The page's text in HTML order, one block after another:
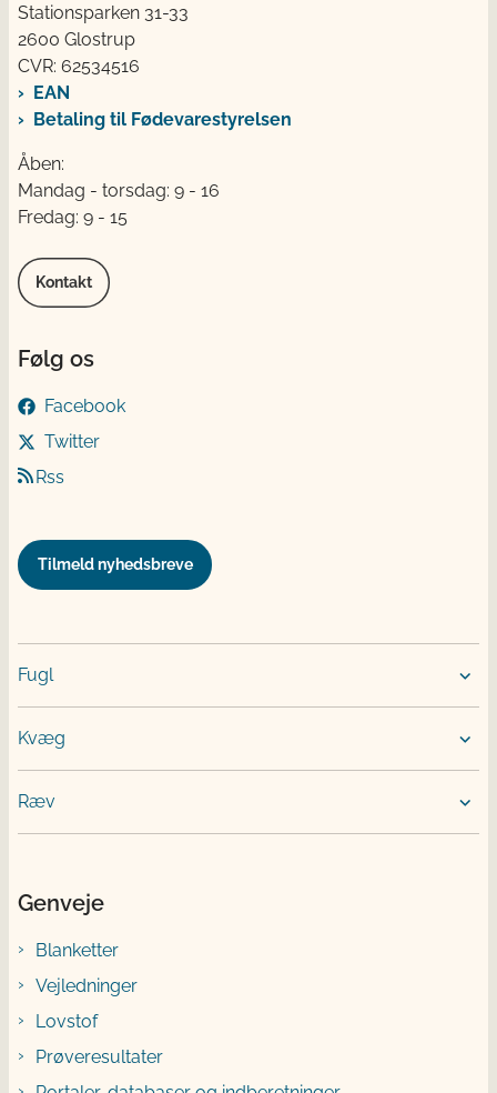
Stationsparken 31-33
2600 Glostrup
CVR: 62534516
EAN
Betaling til Fødevarestyrelsen
Åben:
Mandag - torsdag: 9 - 16
Fredag: 9 - 15
Kontakt
Følg os
Facebook
Twitter
Rss
Tilmeld nyhedsbreve
Fugl
Kvæg
Ræv
Genveje
Blanketter
Vejledninger
Lovstof
Prøveresultater